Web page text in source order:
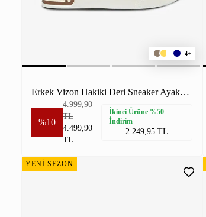
4+
Erkek Vizon Hakiki Deri Sneaker Ayakkabı
%10
4.999,90
TL
4.499,90
TL
İkinci Ürüne %50
İndirim
2.249,95 TL
YENİ SEZON